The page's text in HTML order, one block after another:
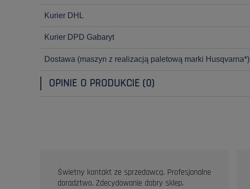
Kurier DHL
Kurier DPD Gabaryt
Dostawa (maszyn z realizacją paletową marki Husqvarna*)
OPINIE O PRODUKCIE (0)
Świetny kontakt ze sprzedawcą. Profesjonalne
doradztwo. Zdecydowanie dobry sklep.